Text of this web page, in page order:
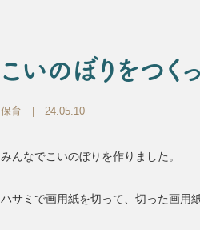
こいのぼりをつく
保育 | 24.05.10
みんなでこいのぼりを作りました。
ハサミで画用紙を切って、切った画用